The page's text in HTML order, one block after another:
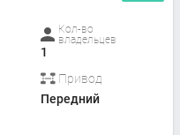
Кол-во
владельцев
1
Привод
Передний